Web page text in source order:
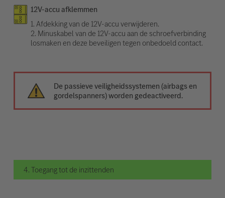
12V-accu afklemmen
1. Afdekking van de 12V-accu verwijderen.
2. Minuskabel van de 12V-accu aan de schroefverbinding
losmaken en deze beveiligen tegen onbedoeld contact.
De passieve veiligheidssystemen (airbags en
gordelspanners) worden gedeactiveerd.
4. Toegang tot de inzittenden